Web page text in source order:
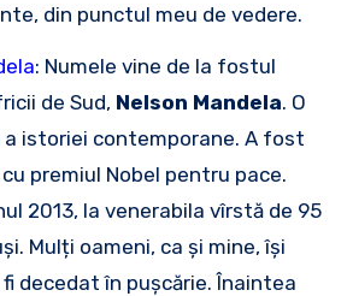
din punctul meu de vedere.
: Numele vine de la fostul
de Sud, Nelson Mandela. O
a istoriei contemporane. A fost
premiul Nobel pentru pace.
2013, la venerabila vîrstă de 95
Mulți oameni, ca și mine, își
decedat în pușcărie. Înaintea